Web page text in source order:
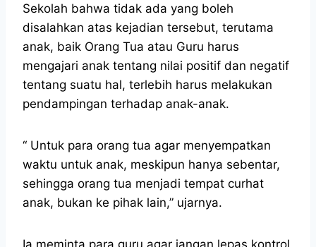
Sekolah bahwa tidak ada yang boleh
disalahkan atas kejadian tersebut, terutama
anak, baik Orang Tua atau Guru harus
mengajari anak tentang nilai positif dan negatif
tentang suatu hal, terlebih harus melakukan
pendampingan terhadap anak-anak.
“ Untuk para orang tua agar menyempatkan
waktu untuk anak, meskipun hanya sebentar,
sehingga orang tua menjadi tempat curhat
anak, bukan ke pihak lain,” ujarnya.
Ia meminta para guru agar jangan lepas kontrol